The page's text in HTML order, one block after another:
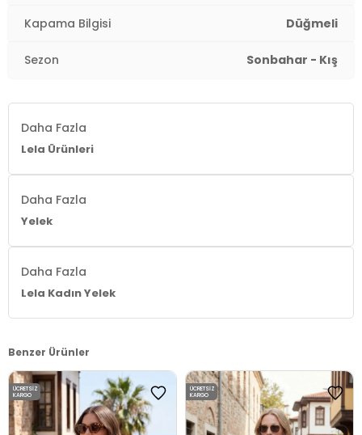
Kapama Bilgisi Düğmeli
Sezon Sonbahar - Kış
Daha Fazla
Lela Ürünleri
Daha Fazla
Yelek
Daha Fazla
Lela Kadın Yelek
Benzer Ürünler
ÜCRETSIZ
KARGO
ÜCRETSIZ
KARGO